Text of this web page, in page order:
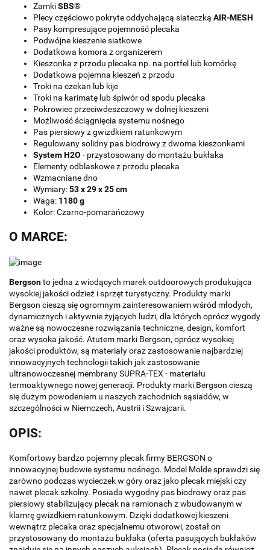
ZamkiSBS®
Plecy częściowo pokryte oddychającą siateczką AIR-MESH
Pasy kompresujące pojemność plecaka
Podwójne kieszenie siatkowe
Dodatkowa komora z organizerem
Kieszonka z przodu plecaka np. na portfel lub komórkę
Dodatkowa pojemna kieszeń z przodu
Troki na czekan lub kije
Troki na karimatę lub śpiwór od spodu plecaka
Pokrowiec przeciwdeszczowy w dolnej kieszeni
Możliwość ściągnięcia systemu nośnego
Pas piersiowy z gwizdkiem ratunkowym
Regulowany solidny pas biodrowy z dwoma kieszonkami
System H2O - przystosowany do montażu bukłaka
Elementy odblaskowe z przodu plecaka
Wzmacniane dno
Wymiary:53 x 29 x 25 cm
Waga: 1180 g
Kolor: Czarno-pomarańczowy
O MARCE:
Bergsonto jedna z wiodących marek outdoorowych produkująca
wysokiej jakości odzież i sprzęt turystyczny. Produkty marki
Bergson cieszą się ogromnym zainteresowaniem wśród młodych,
dynamicznych i aktywnie żyjących ludzi, dla których oprócz wygody
ważne są nowoczesne rozwiązania techniczne, design, komfort
oraz wysoka jakość. Atutem marki Bergson, oprócz wysokiej
jakości produktów, są materiały oraz zastosowanie najbardziej
innowacyjnych technologii takich jak zastosowanie
ultranowoczesnej membrany SUPRA-TEX - materiału
termoaktywnego nowej generacji. Produkty marki Bergson cieszą
się dużym powodeniem u naszych zachodnich sąsiadów, w
szczególności w Niemczech, Austrii i Szwajcarii.
OPIS:
Komfortowy bardzo pojemny plecak firmy BERGSON o
innowacyjnej budowie systemu nośnego. Model Molde sprawdzi się
zarówno podczas wycieczek w góry oraz jako plecak miejski czy
nawet plecak szkolny. Posiada wygodny pas biodrowy oraz pas
piersiowy stabilizujący plecak na ramionach z wbudowanym w
klamrę gwizdkiem ratunkowym. Dzięki dodatkowej kieszeni
wewnątrz plecaka oraz specjalnemu otworowi, został on
przystosowany do montażu bukłaka (oferta pasujących bukłaków